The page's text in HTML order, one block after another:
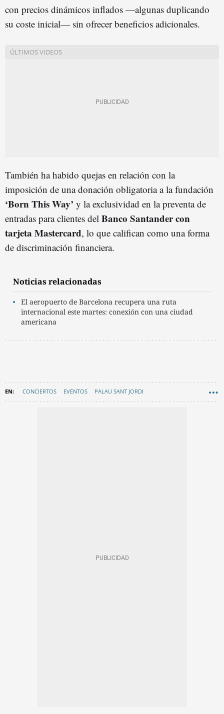
con precios dinámicos inflados —algunas duplicando
su coste inicial— sin ofrecer beneficios adicionales.
También ha habido quejas en relación con la
imposición de una donación obligatoria a la fundación
‘Born This Way’ y la exclusividad en la preventa de
entradas para clientes del Banco Santander con
tarjeta Mastercard, lo que califican como una forma
de discriminación financiera.
Noticias relacionadas
El aeropuerto de Barcelona recupera una ruta
internacional este martes: conexión con una ciudad
americana
CONCIERTOS EVENTOS PALAU SANT JORDI